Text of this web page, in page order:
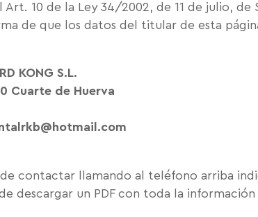
10 de la Ley 34/2002, de 11 de julio,
de que los datos del titular de esta
KONG S.L.
Cuarte de Huerva
contactar llamando al teléfono arriba
descargar un PDF con toda la